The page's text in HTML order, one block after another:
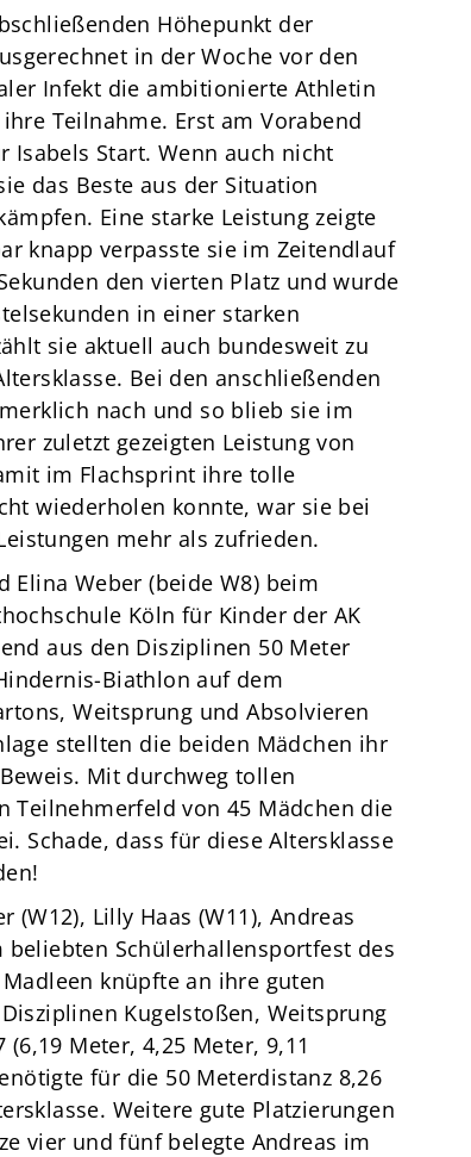
Höhepunkt der
in der Woche vor den
Infekt die ambitionierte Athletin
Teilnahme. Erst am Vorabend
Isabels Start. Wenn auch nicht
das Beste aus der Situation
Eine starke Leistung zeigte
knapp verpasste sie im Zeitendlauf
den vierten Platz und wurde
in einer starken
sie aktuell auch bundesweit zu
Bei den anschließenden
nach und so blieb sie im
zuletzt gezeigten Leistung von
im Flachsprint ihre tolle
wiederholen konnte, war sie bei
mehr als zufrieden.
Elina Weber (beide W8) beim
Köln für Kinder der AK
aus den Disziplinen 50 Meter
Biathlon auf dem
Weitsprung und Absolvieren
stellten die beiden Mädchen ihr
Mit durchweg tollen
Teilnehmerfeld von 45 Mädchen die
Schade, dass für diese Altersklasse
Lilly Haas (W11), Andreas
beliebten Schülerhallensportfest des
knüpfte an ihre guten
Kugelstoßen, Weitsprung
Meter, 4,25 Meter, 9,11
für die 50 Meterdistanz 8,26
Weitere gute Platzierungen
vier und fünf belegte Andreas im